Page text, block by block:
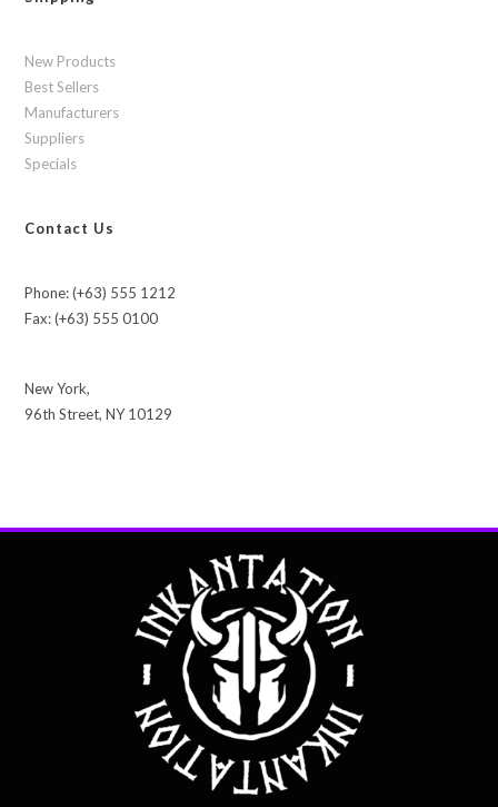
New Products
Best Sellers
Manufacturers
Suppliers
Specials
Contact Us
Phone: (+63) 555 1212
Fax: (+63) 555 0100
New York,
96th Street, NY 10129